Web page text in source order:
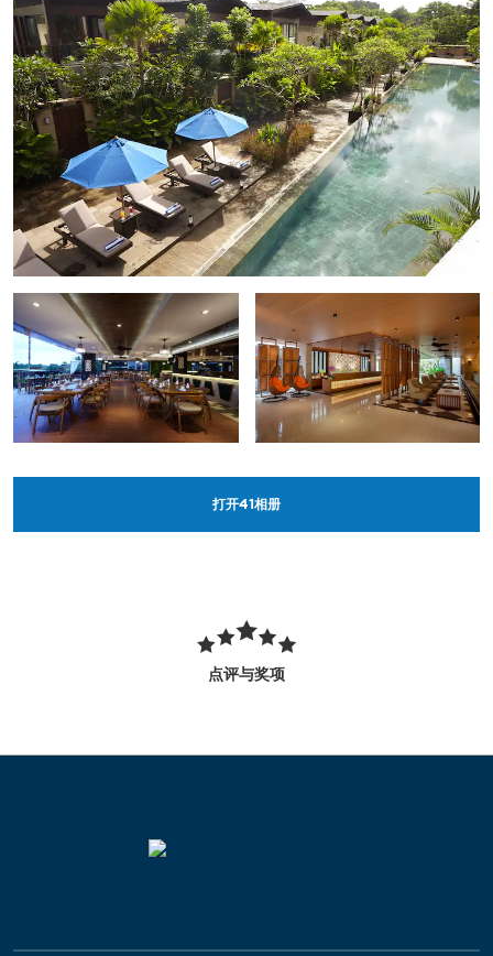
瓦图之间的热门冲浪地点，以及乌鲁瓦图寺和神鹰文
化公园等著名地标。
打开41相册
点评与奖项